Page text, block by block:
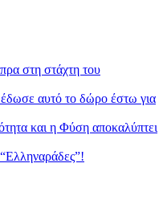
στη στάχτη του
αυτό το δώρο έστω για
και η Φύση αποκαλύπτει